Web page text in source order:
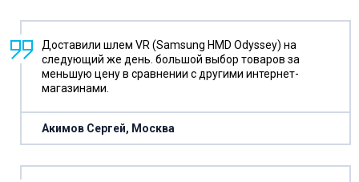
Доставили шлем VR (Samsung HMD Odyssey) на
следующий же день. большой выбор товаров за
меньшую цену в сравнении с другими интернет-
магазинами.
Акимов Сергей, Москва